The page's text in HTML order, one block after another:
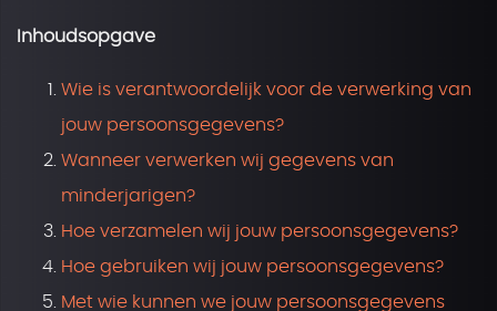
Inhoudsopgave
Wie is verantwoordelijk voor de verwerking van
jouw persoonsgegevens?
Wanneer verwerken wij gegevens van
minderjarigen?
Hoe verzamelen wij jouw persoonsgegevens?
Hoe gebruiken wij jouw persoonsgegevens?
Met wie kunnen we jouw persoonsgegevens